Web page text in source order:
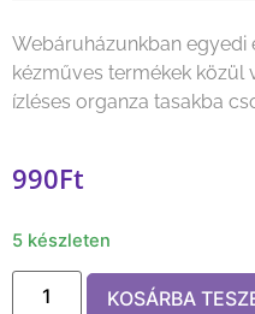
Webáruházunkban egyedi
kézműves termékek közül
ízléses organza tasakba
990Ft
5 készleten
KOSÁRBA